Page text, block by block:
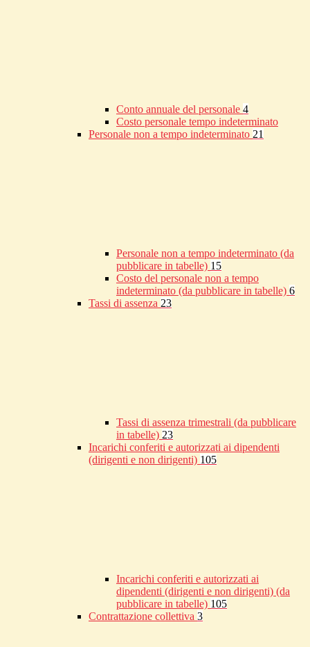
Conto annuale del personale 4
Costo personale tempo indeterminato
Personale non a tempo indeterminato 21
Personale non a tempo indeterminato (da
pubblicare in tabelle) 15
Costo del personale non a tempo
indeterminato (da pubblicare in tabelle) 6
Tassi di assenza 23
Tassi di assenza trimestrali (da pubblicare
in tabelle) 23
Incarichi conferiti e autorizzati ai dipendenti
(dirigenti e non dirigenti) 105
Incarichi conferiti e autorizzati ai
dipendenti (dirigenti e non dirigenti) (da
pubblicare in tabelle) 105
Contrattazione collettiva 3